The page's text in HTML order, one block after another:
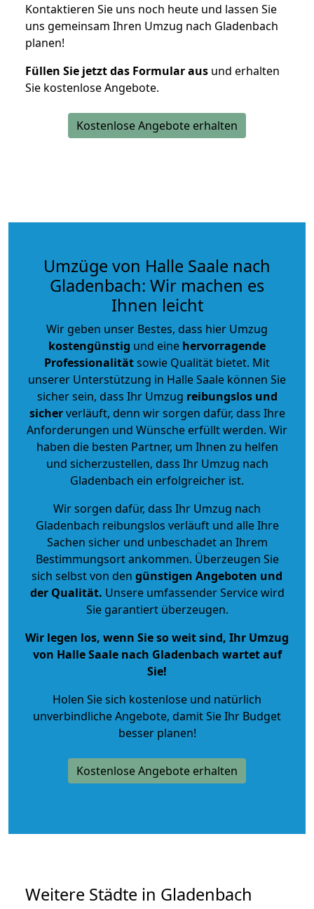
Kontaktieren Sie uns noch heute und lassen Sie
uns gemeinsam Ihren Umzug nach Gladenbach
planen!
Füllen Sie jetzt das Formular aus und erhalten
Sie kostenlose Angebote.
Kostenlose Angebote erhalten
Umzüge von Halle Saale nach
Gladenbach: Wir machen es
Ihnen leicht
Wir geben unser Bestes, dass hier Umzug
kostengünstig und eine hervorragende
Professionalitätsowie Qualität bietet. Mit
unserer Unterstützung in Halle Saale können Sie
sicher sein, dass Ihr Umzug reibungslos und
sicherverläuft, denn wir sorgen dafür, dass Ihre
Anforderungen und Wünsche erfüllt werden. Wir
haben die besten Partner, um Ihnen zu helfen
und sicherzustellen, dass Ihr Umzug nach
Gladenbach ein erfolgreicher ist.
Wir sorgen dafür, dass Ihr Umzug nach
Gladenbach reibungslos verläuft und alle Ihre
Sachen sicher und unbeschadet an Ihrem
Bestimmungsort ankommen. Überzeugen Sie
sich selbst von den günstigen Angeboten und
der Qualität. Unsere umfassender Service wird
Sie garantiert überzeugen.
Wir legen los, wenn Sie so weit sind, Ihr Umzug
von Halle Saale nach Gladenbach wartet auf
Sie!
Holen Sie sich kostenlose und natürlich
unverbindliche Angebote, damit Sie Ihr Budget
besser planen!
Kostenlose Angebote erhalten
Weitere Städte in Gladenbach